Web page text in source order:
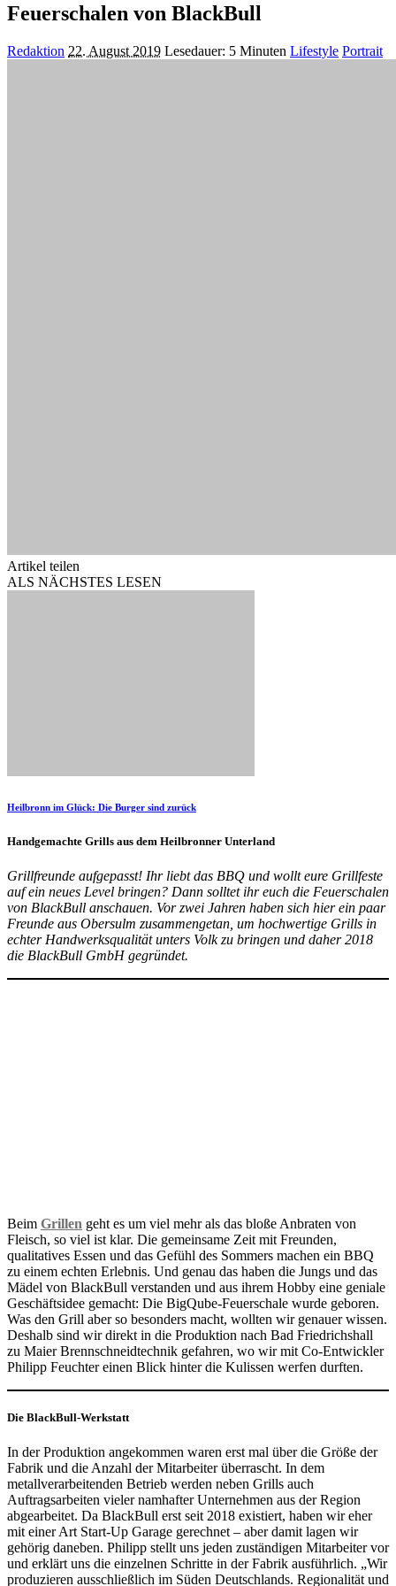
Feuerschalen von BlackBull
Posted
Redaktion 22. August 2019 Lesedauer: 5 Minuten Lifestyle Portrait
Artikel teilen
ALS NÄCHSTES LESEN
Heilbronn im Glück: Die Burger sind zurück
Handgemachte Grills aus dem Heilbronner Unterland
Grillfreunde aufgepasst! Ihr liebt das BBQ und wollt eure Grillfeste
auf ein neues Level bringen? Dann solltet ihr euch die Feuerschalen
von BlackBull anschauen. Vor zwei Jahren haben sich hier ein paar
Freunde aus Obersulm zusammengetan, um hochwertige Grills in
echter Handwerksqualität unters Volk zu bringen und daher 2018
die BlackBull GmbH gegründet.
Beim Grillen geht es um viel mehr als das bloße Anbraten von
Fleisch, so viel ist klar. Die gemeinsame Zeit mit Freunden,
qualitatives Essen und das Gefühl des Sommers machen ein BBQ
zu einem echten Erlebnis. Und genau das haben die Jungs und das
Mädel von BlackBull verstanden und aus ihrem Hobby eine geniale
Geschäftsidee gemacht: Die BigQube-Feuerschale wurde geboren.
Was den Grill aber so besonders macht, wollten wir genauer wissen.
Deshalb sind wir direkt in die Produktion nach Bad Friedrichshall
zu Maier Brennschneidtechnik gefahren, wo wir mit Co-Entwickler
Philipp Feuchter einen Blick hinter die Kulissen werfen durften.
Die BlackBull-Werkstatt
In der Produktion angekommen waren erst mal über die Größe der
Fabrik und die Anzahl der Mitarbeiter überrascht. In dem
metallverarbeitenden Betrieb werden neben Grills auch
Auftragsarbeiten vieler namhafter Unternehmen aus der Region
abgearbeitet. Da BlackBull erst seit 2018 existiert, haben wir eher
mit einer Art Start-Up Garage gerechnet – aber damit lagen wir
gehörig daneben. Philipp stellt uns jeden zuständigen Mitarbeiter vor
und erklärt uns die einzelnen Schritte in der Fabrik ausführlich. „Wir
produzieren ausschließlich im Süden Deutschlands. Regionalität und